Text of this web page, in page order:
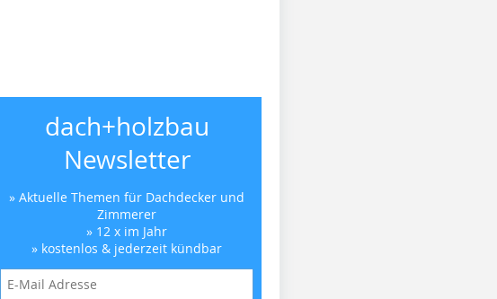
dach+holzbau
Newsletter
» Aktuelle Themen für Dachdecker und
Zimmerer
» 12 x im Jahr
» kostenlos & jederzeit kündbar